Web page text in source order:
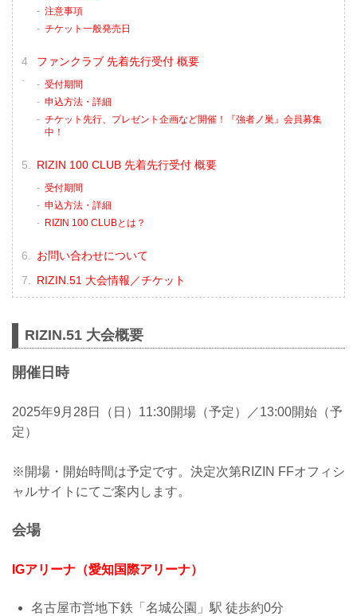
注意事項
チケット一般発売日
ファンクラブ 先着先行受付 概要
受付期間
申込方法・詳細
チケット先行、プレゼント企画など開催！『強者ノ巣』会員募集
中！
RIZIN 100 CLUB 先着先行受付 概要
受付期間
申込方法・詳細
RIZIN 100 CLUBとは？
お問い合わせについて
RIZIN.51 大会情報／チケット
RIZIN.51 大会概要
開催日時
2025年9月28日（日）11:30開場（予定）／13:00開始（予
定）
※開場・開始時間は予定です。決定次第RIZIN FFオフィシ
ャルサイトにてご案内します。
会場
IGアリーナ（愛知国際アリーナ）
名古屋市営地下鉄「名城公園」駅 徒歩約0分